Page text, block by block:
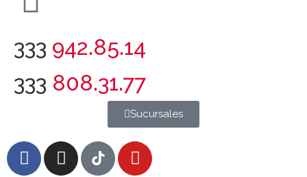
333 942.85.14
333 808.31.77
Sucursales